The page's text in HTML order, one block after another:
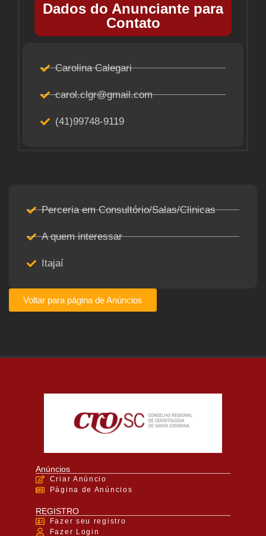
Dados do Anunciante para
Contato
Carolina Calegari
carol.clgr@gmail.com
(41)99748-9119
Perceria em Consultório/Salas/Clinicas
A quem interessar
Itajaí
Voltar para página de Anúncios
Anúncios
Criar Anúncio
Página de Anúncios
REGISTRO
Fazer seu registro
Fazer Login